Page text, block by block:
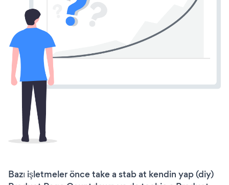
Bazı işletmeler önce take a stab at kendin yap (diy)